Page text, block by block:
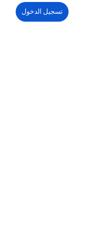
تسجيل الدخول